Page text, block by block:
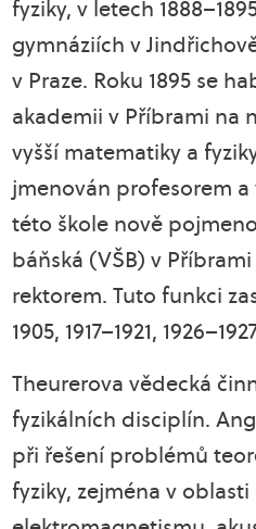
fyziky, v letech
gymnáziích v
v Praze. Roku 1895 se
akademii v Příbrami na
vyšší matematiky a
jmenován profesorem a
této škole nově
báňská (VŠB) v
rektorem. Tuto funkci
1905, 1917–1921,
Theurerova vědecká
fyzikálních disciplín.
při řešení problémů
fyziky, zejména v